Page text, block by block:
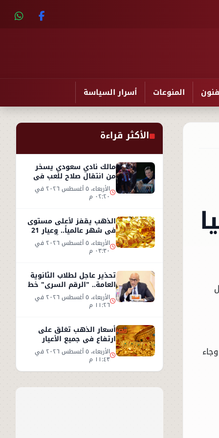
المنوعات أسرار السياسة
قبل
الأكثر قراءة
مالك نادي سعودي يسخر
من انتقال صلاح للعب في
تركيا ورفضه روشن الأربعاء، ٥ أغسطس ٢٠٢٦ في
٠٢:٢٠ م
الذهب يقفز لأعلى مستوى
في شهر عالمياً.. وعيار 21
يسجل 5930 جنيهاً الأربعاء، ٥ أغسطس ٢٠٢٦ في
٠٣:٣٠ م
تحذير عاجل لطلاب الثانوية
العامة.. "الرقم السري" خط
أحمر الأربعاء، ٥ أغسطس ٢٠٢٦ في
١١:٢٦ م
أسعار الذهب تغلق على
ارتفاع في جميع الأعيار
الأربعاء، ٥ أغسطس ٢٠٢٦ في
١١:٤٣ م